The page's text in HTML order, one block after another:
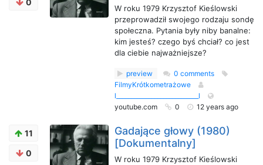
0
W roku 1979 Krzysztof Kieślowski
przeprowadził swojego rodzaju sondę
społeczna. Pytania były niby banalne:
kim jesteś? czego byś chciał? co jest
dla ciebie najważniejsze?
preview
0 comments
FilmyKrótkometrażowe
l____________________________l
youtube.com
0 12 years ago
11
0
Gadające głowy (1980)
[Dokumentalny]
W roku 1979 Krzysztof Kieślowski